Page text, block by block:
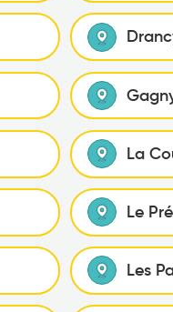
La
Le
Les